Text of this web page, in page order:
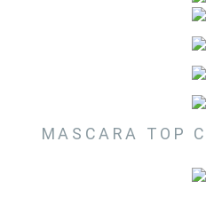
MASCARA TOP